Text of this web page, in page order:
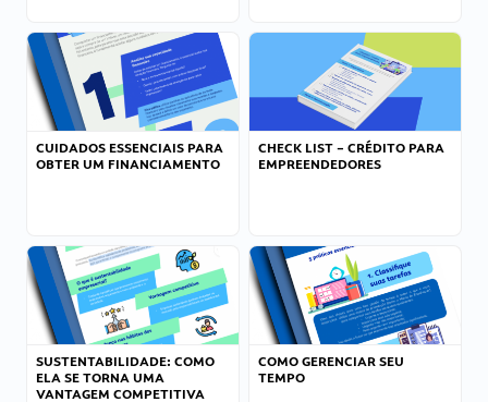
CUIDADOS ESSENCIAIS PARA
OBTER UM FINANCIAMENTO
CHECK LIST – CRÉDITO PARA
EMPREENDEDORES
SUSTENTABILIDADE: COMO
ELA SE TORNA UMA
VANTAGEM COMPETITIVA
COMO GERENCIAR SEU
TEMPO